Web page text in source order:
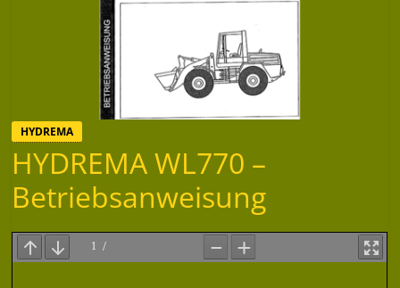
HYDREMA
HYDREMA WL770 –
Betriebsanweisung